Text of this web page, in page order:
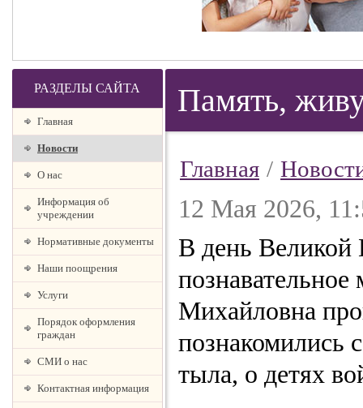
РАЗДЕЛЫ САЙТА
Главная
Новости
О наc
Информация об
учреждении
Нормативные документы
Наши поощрения
Услуги
Порядок оформления
граждан
СМИ о нас
Контактная информация
Память,
Главная /
12 Мая 2026,
В день
Михайловна
познакомились
тыла, о детях